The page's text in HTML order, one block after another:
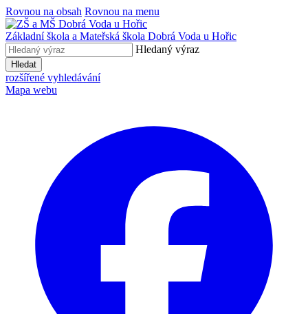
Rovnou na obsah Rovnou na menu
Základní škola a Mateřská škola Dobrá Voda u Hořic
Hledaný výraz
Hledat
rozšířené vyhledávání
Mapa webu